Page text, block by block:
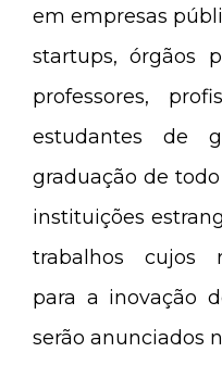
em empresas
startups, órgãos
professores,
estudantes de
graduação de
instituições
trabalhos cujos
para a inovação
serão anunciados